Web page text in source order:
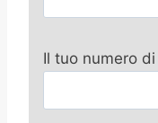
Il tuo numero